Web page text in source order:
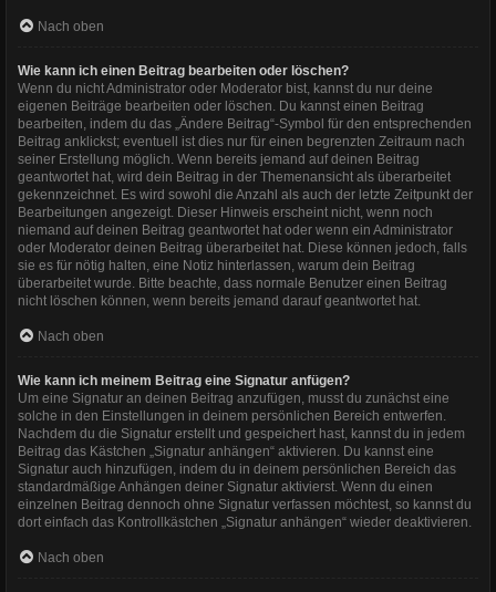
Nach oben
Wie kann ich einen Beitrag bearbeiten oder löschen?
Wenn du nicht Administrator oder Moderator bist, kannst du nur deine
eigenen Beiträge bearbeiten oder löschen. Du kannst einen Beitrag
bearbeiten, indem du das „Ändere Beitrag“-Symbol für den entsprechenden
Beitrag anklickst; eventuell ist dies nur für einen begrenzten Zeitraum nach
seiner Erstellung möglich. Wenn bereits jemand auf deinen Beitrag
geantwortet hat, wird dein Beitrag in der Themenansicht als überarbeitet
gekennzeichnet. Es wird sowohl die Anzahl als auch der letzte Zeitpunkt der
Bearbeitungen angezeigt. Dieser Hinweis erscheint nicht, wenn noch
niemand auf deinen Beitrag geantwortet hat oder wenn ein Administrator
oder Moderator deinen Beitrag überarbeitet hat. Diese können jedoch, falls
sie es für nötig halten, eine Notiz hinterlassen, warum dein Beitrag
überarbeitet wurde. Bitte beachte, dass normale Benutzer einen Beitrag
nicht löschen können, wenn bereits jemand darauf geantwortet hat.
Nach oben
Wie kann ich meinem Beitrag eine Signatur anfügen?
Um eine Signatur an deinen Beitrag anzufügen, musst du zunächst eine
solche in den Einstellungen in deinem persönlichen Bereich entwerfen.
Nachdem du die Signatur erstellt und gespeichert hast, kannst du in jedem
Beitrag das Kästchen „Signatur anhängen“ aktivieren. Du kannst eine
Signatur auch hinzufügen, indem du in deinem persönlichen Bereich das
standardmäßige Anhängen deiner Signatur aktivierst. Wenn du einen
einzelnen Beitrag dennoch ohne Signatur verfassen möchtest, so kannst du
dort einfach das Kontrollkästchen „Signatur anhängen“ wieder deaktivieren.
Nach oben